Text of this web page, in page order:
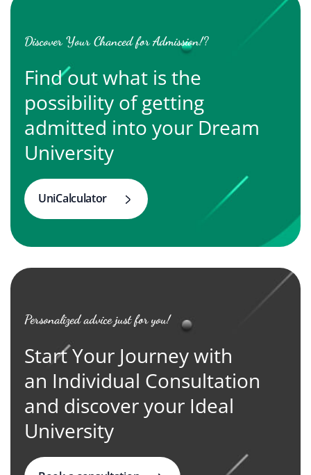
Discover Your Chanced for Admission!?
Find out what is the
possibility of getting
admitted into your Dream
University
UniCalculator
Personalized advice just for you!
Start Your Journey with
an Individual Consultation
and discover your Ideal
University